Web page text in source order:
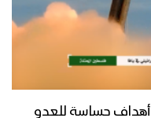
خاصة من جبهة جيزان
للصمود وقدوم
حساسة للعدو